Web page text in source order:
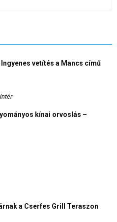
vetítés a Mancs című
kínai orvoslás –
a Cserfes Grill Teraszon